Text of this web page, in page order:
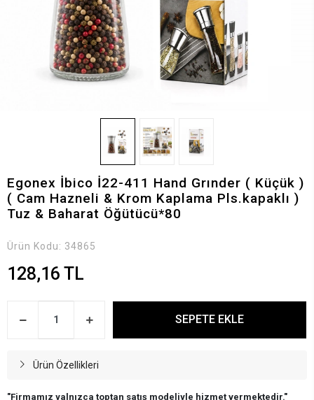
Egonex İbico İ22-411 Hand Grınder ( Küçük )
( Cam Hazneli & Krom Kaplama Pls.kapaklı )
Tuz & Baharat Öğütücü*80
Ürün Kodu: 34865
128,16 TL
SEPETE EKLE
Ürün Özellikleri
"Firmamız yalnızca toptan satış modeliyle hizmet vermektedir."